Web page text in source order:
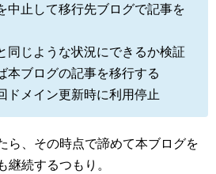
中止して移行先ブログで記事を
同じような状況にできるか検証
本ブログの記事を移行する
ドメイン更新時に利用停止
ら、その時点で諦めて本ブログを
継続するつもり。